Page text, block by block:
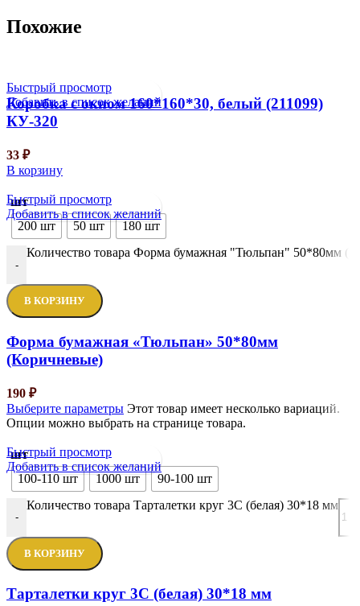
Похожие
Быстрый просмотр
Добавить в список желаний
Коробка с окном 160*160*30, белый (211099)
КУ-320
33 ₽
В корзину
Быстрый просмотр
Добавить в список желаний
шт
200 шт
50 шт 180 шт
-
Количество товара Форма бумажная "Тюльпан" 50*80мм
В КОРЗИНУ
Форма бумажная «Тюльпан» 50*80мм
(Коричневые)
190 ₽
Выберите параметры Этот товар имеет несколько вариаций.
Опции можно выбрать на странице товара.
Быстрый просмотр
Добавить в список желаний
шт
100-110 шт
1000 шт 90-100 шт
-
Количество товара Тарталетки круг 3С (белая) 30*18 мм
В КОРЗИНУ
Тарталетки круг 3С (белая) 30*18 мм